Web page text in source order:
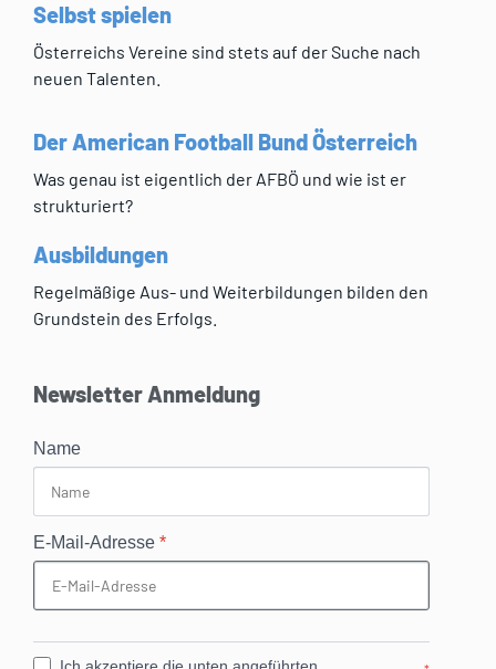
Selbst spielen
Österreichs Vereine sind stets auf der Suche nach
neuen Talenten.
Der American Football Bund Österreich
Was genau ist eigentlich der AFBÖ und wie ist er
strukturiert?
Ausbildungen
Regelmäßige Aus- und Weiterbildungen bilden den
Grundstein des Erfolgs.
Newsletter Anmeldung
Name
E-Mail-Adresse *